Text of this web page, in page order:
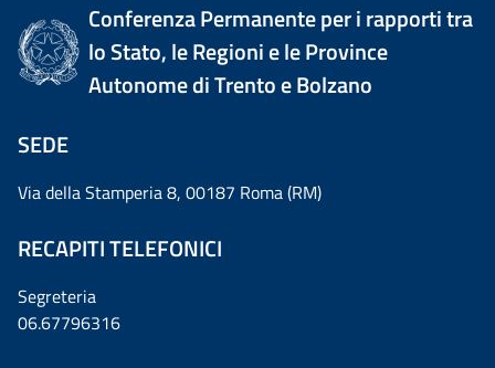
Conferenza Permanente per i rapporti tra
lo Stato, le Regioni e le Province
Autonome di Trento e Bolzano
SEDE
Via della Stamperia 8, 00187 Roma (RM)
RECAPITI TELEFONICI
Segreteria
06.67796316